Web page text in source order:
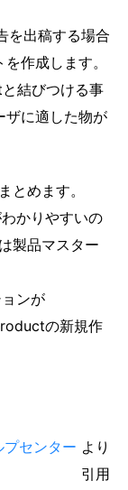
を出稿する場合
作成します。
結びつける事
に適した物が
とめます。
かりやすいの
製品マスター
ンが
の新規作
センター より
引用